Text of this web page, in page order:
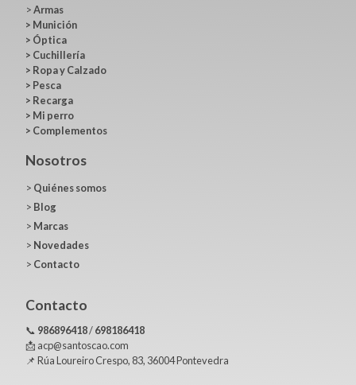
>Armas
> Munición
> Óptica
> Cuchillería
> Ropa y Calzado
> Pesca
> Recarga
> Mi perro
> Complementos
Nosotros
> Quiénes somos
> Blog
> Marcas
> Novedades
> Contacto
Contacto
📞 986896418/698186418
📩 acp@santoscao.com
📌 Rúa Loureiro Crespo, 83, 36004 Pontevedra